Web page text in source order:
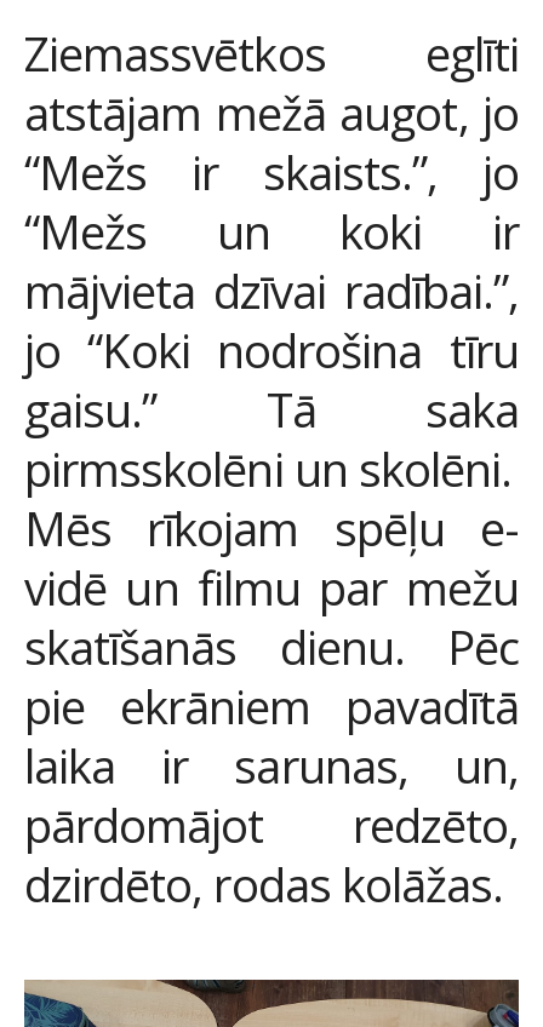
Ziemassvētkos eglīti
atstājam mežā augot, jo
“Mežs ir skaists.”, jo
“Mežs un koki ir
mājvieta dzīvai radībai.”,
jo “Koki nodrošina tīru
gaisu.” Tā saka
pirmsskolēni un skolēni.
Mēs rīkojam spēļu e-
vidē un filmu par mežu
skatīšanās dienu. Pēc
pie ekrāniem pavadītā
laika ir sarunas, un,
pārdomājot redzēto,
dzirdēto, rodas kolāžas.